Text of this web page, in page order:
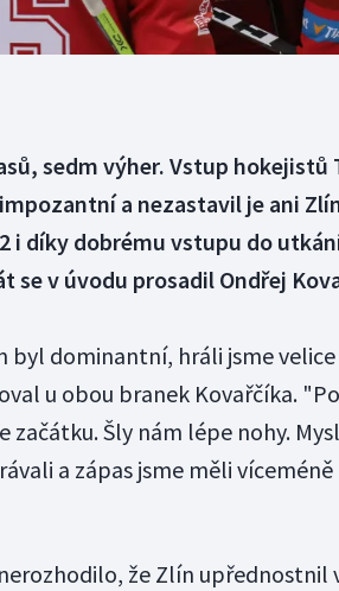
sedm výher. Vstup
a nezastavil je ani
i díky dobrému vstupu do
se v úvodu prosadil Ondřej
byl dominantní, hráli jsme
u obou branek Kovařčíka.
začátku. Šly nám lépe nohy.
a zápas jsme měli
že Zlín upřednostnil